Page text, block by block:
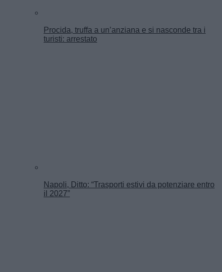
Procida, truffa a un’anziana e si nasconde tra i
turisti: arrestato
Napoli, Ditto: “Trasporti estivi da potenziare entro
il 2027”